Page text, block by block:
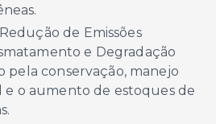
de Emissões
e Degradação
pela conservação, manejo
o aumento de estoques de